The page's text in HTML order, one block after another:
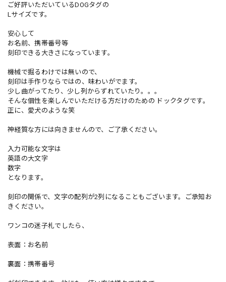
ご好評いただいているDOGタグの
Lサイズです。
安心して
お名前、携帯番号等
刻印できる大きさになっています。
機械で掘るわけでは無いので、
刻印は手作りならではの、味わいがでます。
少し曲がってたり、少し列からずれていたり。。。
そんな個性を楽しんでいただける方だけのための ドックタグです。
正に、愛犬のような笑
神経質な方には向きませんので、ご了承ください。
入力可能な文字は
英語の大文字
数字
となります。
刻印の関係で、文字の配列が2列になることもございます。ご承知お
きください。
ワンコの迷子札でしたら、
表面：お名前
裏面：携帯番号